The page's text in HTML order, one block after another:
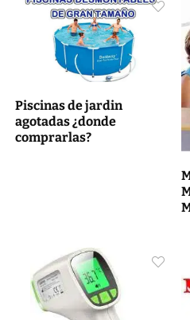
Piscinas de jardin
agotadas ¿donde
comprarlas?